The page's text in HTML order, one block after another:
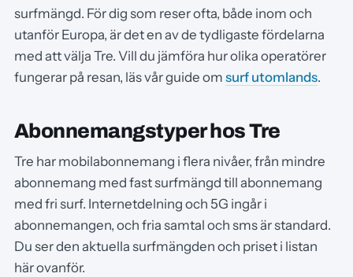
surfmängd. För dig som reser ofta, både inom och
utanför Europa, är det en av de tydligaste fördelarna
med att välja Tre. Vill du jämföra hur olika operatörer
fungerar på resan, läs vår guide om surf utomlands.
Abonnemangstyper hos Tre
Tre har mobilabonnemang i flera nivåer, från mindre
abonnemang med fast surfmängd till abonnemang
med fri surf. Internetdelning och 5G ingår i
abonnemangen, och fria samtal och sms är standard.
Du ser den aktuella surfmängden och priset i listan
här ovanför.